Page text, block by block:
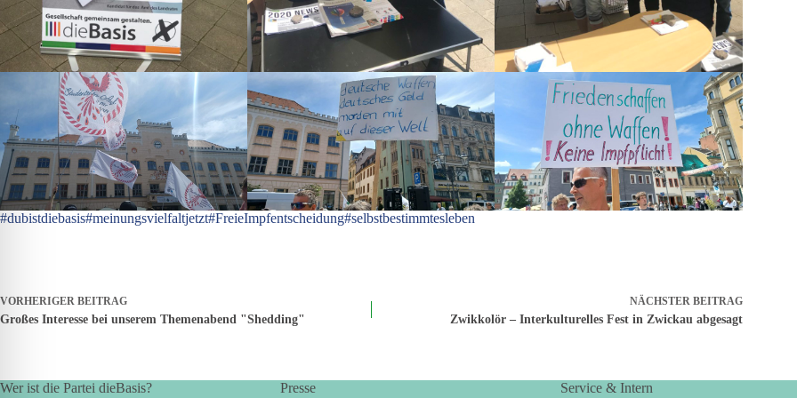
#dubistdiebasis#meinungsvielfaltjetzt#FreieImpfentscheidung#selbstbestimmtesleben
VORHERIGER BEITRAG
Großes Interesse bei unserem Themenabend "Shedding"
NÄCHSTER BEITRAG
Zwikkolör – Interkulturelles Fest in Zwickau abgesagt
Wer ist die Partei dieBasis? Presse Service & Intern